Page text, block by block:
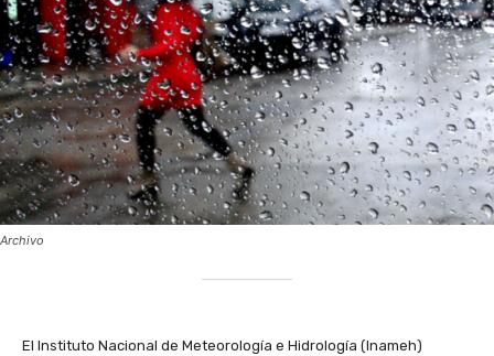
Archivo
‎El Instituto Nacional de Meteorología e Hidrología (Inameh)